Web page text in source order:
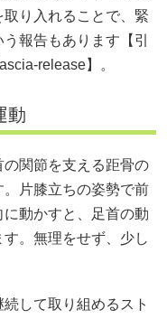
り入れることで、緊
報告もあります【引
release】。
動
関節を支える距骨の
片膝立ちの姿勢で前
動かすと、足首の動
。無理をせず、少し
して取り組めるスト